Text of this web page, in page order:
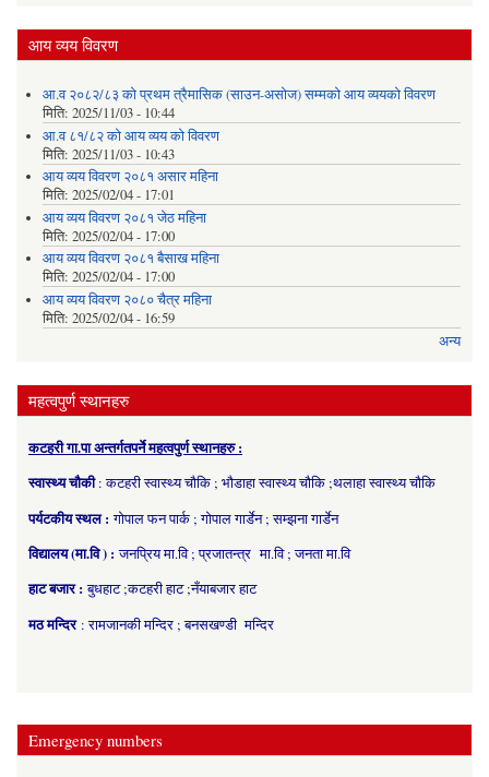
आय व्यय विवरण
आ.व २०८२/८३ को प्रथम त्रैमासिक (साउन-असोज) सम्मको आय व्ययको विवरण
मिति: 2025/11/03 - 10:44
आ.व ८१/८२ को आय व्यय को विवरण
मिति: 2025/11/03 - 10:43
आय व्यय विवरण २०८१ असार महिना
मिति: 2025/02/04 - 17:01
आय व्यय विवरण २०८१ जेठ महिना
मिति: 2025/02/04 - 17:00
आय व्यय विवरण २०८१ बैसाख महिना
मिति: 2025/02/04 - 17:00
आय व्यय विवरण २०८० चैत्र महिना
मिति: 2025/02/04 - 16:59
अन्य
महत्वपुर्ण स्थानहरु
कटहरी गा.पा अन्तर्गतपर्ने महत्वपुर्ण स्थानहरु :
स्वास्थ्य चौकी: कटहरी स्वास्थ्य चौकि ; भौडाहा स्वास्थ्य चौकि ;थलाहा स्वास्थ्य चौकि
पर्यटकीय स्थल :गोपाल फन पार्क ; गोपाल गार्डेन ; सम्झना गार्डेन
विद्यालय (मा.वि ) :जनप्रिय मा.वि ; प्रजातन्त्र मा.वि ; जनता मा.वि
हाट बजार :बुधहाट ;कटहरी हाट ;नँयाबजार हाट
मठ मन्दिर : रामजानकी मन्दिर ; बनसखण्डी मन्दिर
Emergency numbers